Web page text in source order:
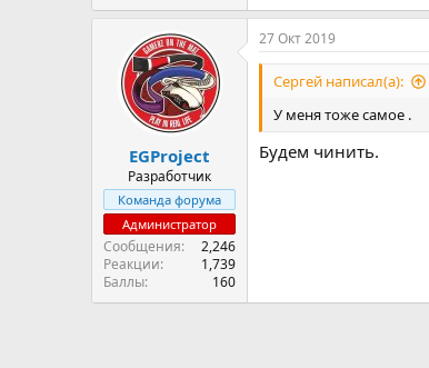
EGProject
Разработчик
Команда форума
Администратор
Сообщения
2,246
Реакции
1,739
Баллы
160
27 Окт 2019
Сергей написал(а):
У меня тоже самое .
Будем чинить.